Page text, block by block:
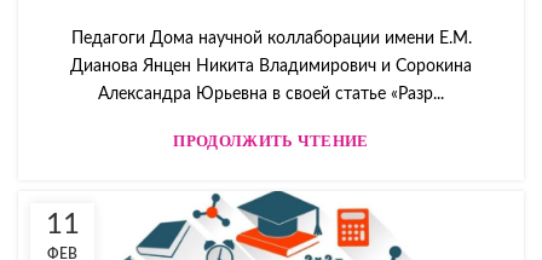
Педагоги Дома научной коллаборации имени Е.М.
Дианова Янцен Никита Владимирович и Сорокина
Александра Юрьевна в своей статье «Разр...
ПРОДОЛЖИТЬ ЧТЕНИЕ
11
ФЕВ